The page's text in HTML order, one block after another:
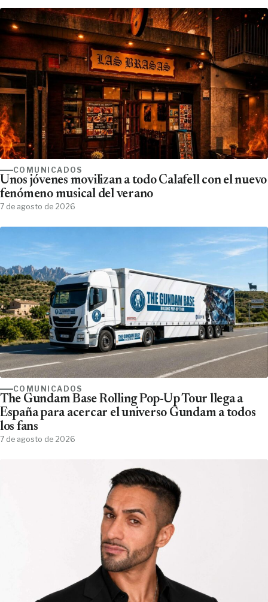
COMUNICADOS
Unos jóvenes movilizan a todo Calafell con el nuevo
fenómeno musical del verano
7 de agosto de 2026
COMUNICADOS
The Gundam Base Rolling Pop-Up Tour llega a
España para acercar el universo Gundam a todos
los fans
7 de agosto de 2026